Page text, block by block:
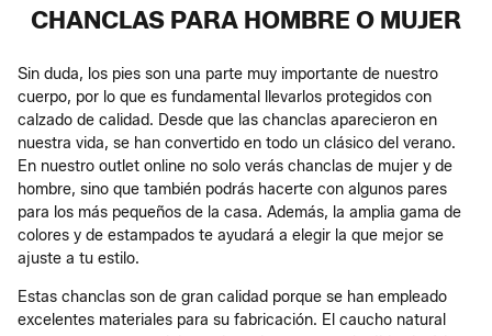
CHANCLAS PARA HOMBRE O MUJER
Sin duda, los pies son una parte muy importante de nuestro
cuerpo, por lo que es fundamental llevarlos protegidos con
calzado de calidad. Desde que las chanclas aparecieron en
nuestra vida, se han convertido en todo un clásico del verano.
En nuestro outlet online no solo verás chanclas de mujer y de
hombre, sino que también podrás hacerte con algunos pares
para los más pequeños de la casa. Además, la amplia gama de
colores y de estampados te ayudará a elegir la que mejor se
ajuste a tu estilo.
Estas chanclas son de gran calidad porque se han empleado
excelentes materiales para su fabricación. El caucho natural